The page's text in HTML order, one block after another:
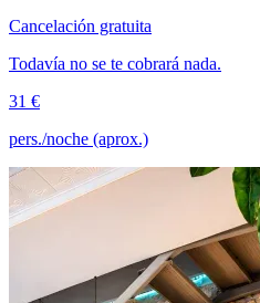
Cancelación gratuita
Todavía no se te cobrará nada.
31 €
pers./noche (aprox.)